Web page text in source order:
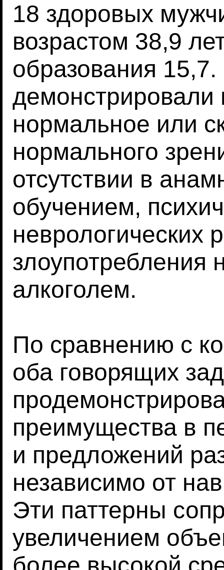
18 здоровых
возрастом 38,9
образования
нормальное или
нормального
отсутствии в
обучением,
неврологических
злоупотребления
алкоголем.
По сравнению с
оба говорящих
преимущества в
и предложений
независимо от
Эти паттерны
увеличением